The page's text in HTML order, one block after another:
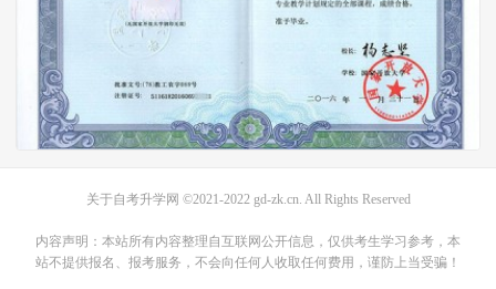
关于自考升学网 ©2021-2022 gd-zk.cn . All Rights Reserved
内容声明：本站所有内容整理自互联网公开信息，仅供考生学习参考，本
站不提供报名、报考服务，不会向任何人收取任何费用，谨防上当受骗！